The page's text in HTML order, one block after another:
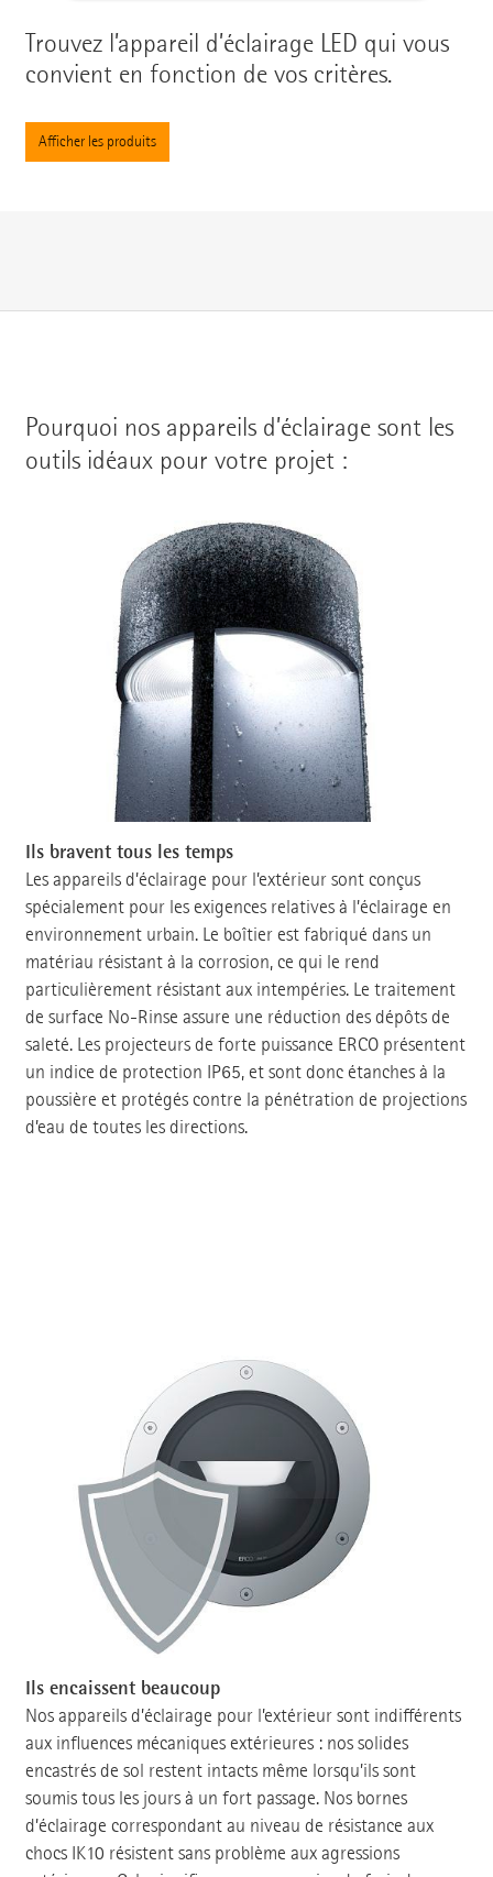
Trouvez l’appareil d’éclairage LED qui vous
convient en fonction de vos critères.
Afficher les produits
Pourquoi nos appareils d’éclairage sont les
outils idéaux pour votre projet :
Ils bravent tous les temps
Les appareils d’éclairage pour l’extérieur sont conçus
spécialement pour les exigences relatives à l’éclairage en
environnement urbain. Le boîtier est fabriqué dans un
matériau résistant à la corrosion, ce qui le rend
particulièrement résistant aux intempéries. Le traitement
de surface No-Rinse assure une réduction des dépôts de
saleté. Les projecteurs de forte puissance ERCO présentent
un indice de protection IP65, et sont donc étanches à la
poussière et protégés contre la pénétration de projections
d’eau de toutes les directions.
Ils encaissent beaucoup
Nos appareils d’éclairage pour l’extérieur sont indifférents
aux influences mécaniques extérieures : nos solides
encastrés de sol restent intacts même lorsqu’ils sont
soumis tous les jours à un fort passage. Nos bornes
d’éclairage correspondant au niveau de résistance aux
chocs IK10 résistent sans problème aux agressions